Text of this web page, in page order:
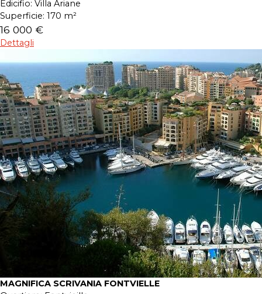
Edicifio: Villa Ariane
Superficie: 170 m²
16 000 €
Dettagli
MAGNIFICA SCRIVANIA FONTVIELLE